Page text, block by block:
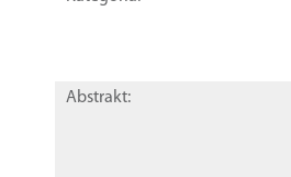
Abstrakt: